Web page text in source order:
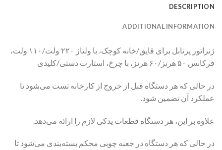
DESCRIPTION
ADDITIONAL INFORMATION
ژنراتور پرتابل برای قایق/خانه کوچک، با ولتاژ ۲۲۰ ولت/۱۱۰ ولت،
فرکانس ۵۰ هرتز/۶۰ هرتز، با چرخ، استارت دستی/کلیدی
در حالی که هر دستگاه قبل از خروج از کارخانه تست می‌شود تا
عملکرد آن تضمین شود.
علاوه بر این، هر دستگاه قطعات یدکی لازم را ارائه می‌دهد.
در حالی که هر دستگاه در جعبه چوبی محکم بسته‌بندی می‌شود تا